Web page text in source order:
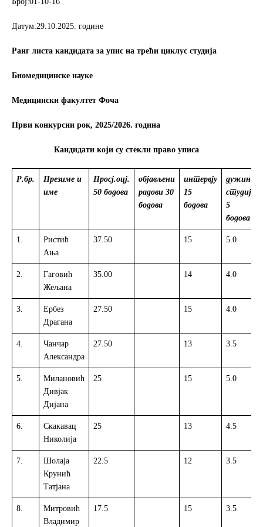
o
r
Датум:29.10.2025. године
Ранг листа кандидата за упис на трећи циклус студија
Биомедицинске науке
Медицински факултет Фоча
Први конкурсни рок, 2025/2026. година
Кандидати који су стекли право уписа
Р.бр.
Презиме и
име
Просј.оцј.
50 бодова
објављени
радови 30
бодова
интервју
15
бодова
дужина
студија
5
бодова
1.
Ристић
Ања
37.50 15 5.0
2.
Гаговић
Жељана
35.00 14 4.0
3.
Ербез
Драгана
27.50 15 4.0
4.
Чанчар
Александра
27.50 13 3.5
5.
Милановић
Дивјак
Дијана
25 15 5.0
6.
Скакавац
Николија
25 13 4.5
7.
Шолаја
Крунић
Татјана
22.5 12 3.5
8.
Митровић
Владимир
17.5 15 3.5